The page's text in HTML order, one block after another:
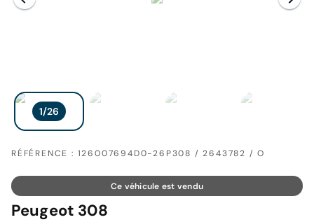
RÉFÉRENCE : 126007694D0-26P308 / 2643782 / O
Ce véhicule est vendu
Peugeot 308